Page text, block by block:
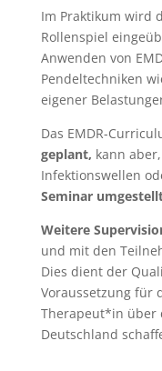
Im Praktikum wird
Rollenspiel
Anwenden von
Pendeltechniken
eigener
Das EMDR-
geplant, kann
Infektionswellen
Seminar
Weitere
und mit den
Dies dient der
Voraussetzung für
Therapeut*in über
Deutschland